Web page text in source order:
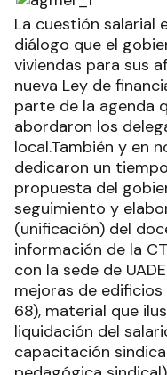
La cuestión salarial
diálogo que el
viviendas para sus
nueva Ley de
parte de la agenda
abordaron los
local.También y en
dedicaron un
propuesta del
seguimiento y
(unificación) del
información de la
con la sede de
mejoras de edificios
68), material que
liquidación del
capacitación